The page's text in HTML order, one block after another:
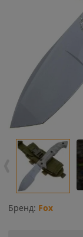
Бренд: Fox